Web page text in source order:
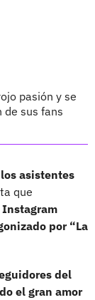
pasión y se
de sus fans
asistentes
que
Instagram
por “La
del
el gran amor